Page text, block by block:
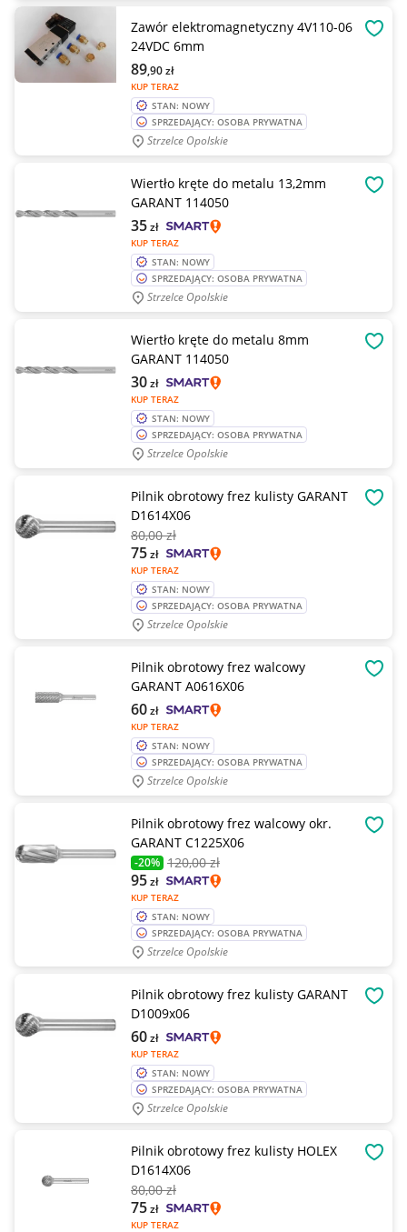
Zawór elektromagnetyczny 4V110-06
24VDC 6mm
KUP TERAZ
89,90zł
STAN: NOWY
SPRZEDAJĄCY: OSOBA PRYWATNA
Strzelce Opolskie
Wiertło kręte do metalu 13,2mm
GARANT 114050
KUP TERAZ
35zł
STAN: NOWY
SPRZEDAJĄCY: OSOBA PRYWATNA
Strzelce Opolskie
Wiertło kręte do metalu 8mm
GARANT 114050
KUP TERAZ
30zł
STAN: NOWY
SPRZEDAJĄCY: OSOBA PRYWATNA
Strzelce Opolskie
Pilnik obrotowy frez kulisty GARANT
D1614X06
80,00 zł
KUP TERAZ
75zł
STAN: NOWY
SPRZEDAJĄCY: OSOBA PRYWATNA
Strzelce Opolskie
Pilnik obrotowy frez walcowy
GARANT A0616X06
KUP TERAZ
60zł
STAN: NOWY
SPRZEDAJĄCY: OSOBA PRYWATNA
Strzelce Opolskie
Pilnik obrotowy frez walcowy okr.
GARANT C1225X06
-20% 120,00 zł
KUP TERAZ
95zł
STAN: NOWY
SPRZEDAJĄCY: OSOBA PRYWATNA
Strzelce Opolskie
Pilnik obrotowy frez kulisty GARANT
D1009x06
KUP TERAZ
60zł
STAN: NOWY
SPRZEDAJĄCY: OSOBA PRYWATNA
Strzelce Opolskie
Pilnik obrotowy frez kulisty HOLEX
D1614X06
80,00 zł
KUP TERAZ
75zł